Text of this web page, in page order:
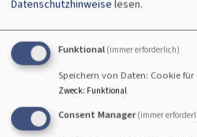
Datenschutzhinweise lesen.
Funktional (immer erforderlich)
Speichern von Daten: Cookie
Zweck: Funktional
Consent Manager (immer